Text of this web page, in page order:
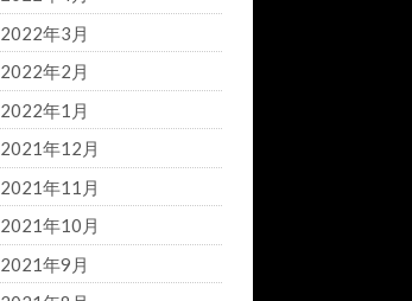
2022年3月
2022年2月
2022年1月
2021年12月
2021年11月
2021年10月
2021年9月